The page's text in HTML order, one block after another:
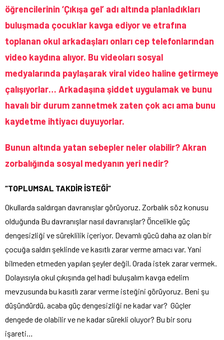
öğrencilerinin ‘Çıkışa gel’ adı altında planladıkları
buluşmada çocuklar kavga ediyor ve etrafına
toplanan okul arkadaşları onları cep telefonlarından
video kaydına alıyor. Bu videoları sosyal
medyalarında paylaşarak viral video haline getirmeye
çalışıyorlar… Arkadaşına şiddet uygulamak ve bunu
havalı bir durum zannetmek zaten çok acı ama bunu
kaydetme ihtiyacı duyuyorlar.
Bunun altında yatan sebepler neler olabilir?Akran
zorbalığında sosyal medyanın yeri nedir?
“TOPLUMSAL TAKDİR İSTEĞİ”
Okullarda saldırgan davranışlar görüyoruz. Zorbalık söz konusu
olduğunda Bu davranışlar nasıl davranışlar? Öncelikle güç
dengesizliği ve süreklilik içeriyor. Devamlı gücü daha az olan bir
çocuğa saldırı şeklinde ve kasıtlı zarar verme amacı var. Yani
bilmeden etmeden yapılan şeyler değil. Orada istek zarar vermek.
Dolayısıyla okul çıkışında gel hadi buluşalım kavga edelim
mevzusunda bu kasıtlı zarar verme isteğini görüyoruz. Beni şu
düşündürdü, acaba güç dengesizliği ne kadar var? Güçler
dengede de olabilir ve ne kadar sürekli oluyor? Bu bir soru
işareti…